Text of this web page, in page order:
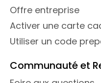
Offre entreprise
Activer une carte
Utiliser un code
Communauté et